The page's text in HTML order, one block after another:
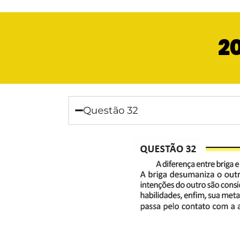
Questão 32